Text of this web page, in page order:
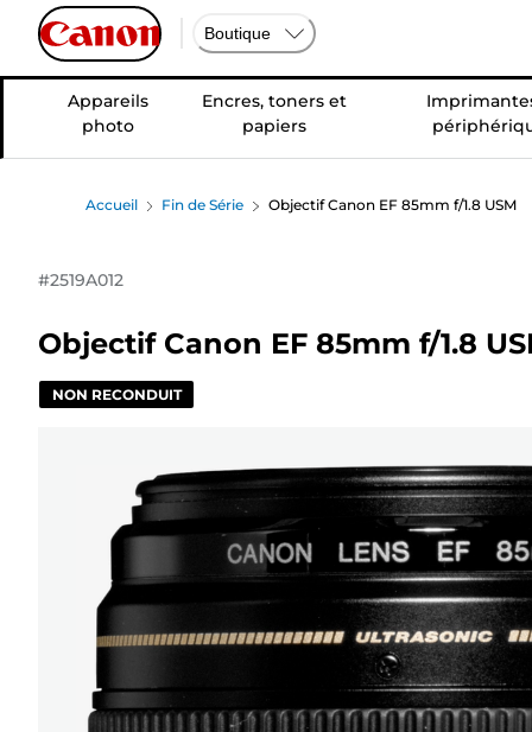
Boutique
Appareils
photo
Encres, toners et
papiers
Accueil Fin de Série Objectif Canon EF 85mm f/1.8 USM
#2519A012
Objectif Canon EF 85mm f/1.8
NON RECONDUIT